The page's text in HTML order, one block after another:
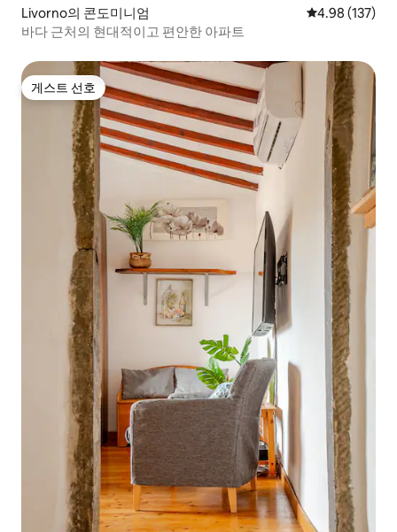
Livorno의 콘도미니엄 평점 4.98점(5
4.98 (137)
바다 근처의 현대적이고 편안한 아파트
게스트 선호
게스트 선호